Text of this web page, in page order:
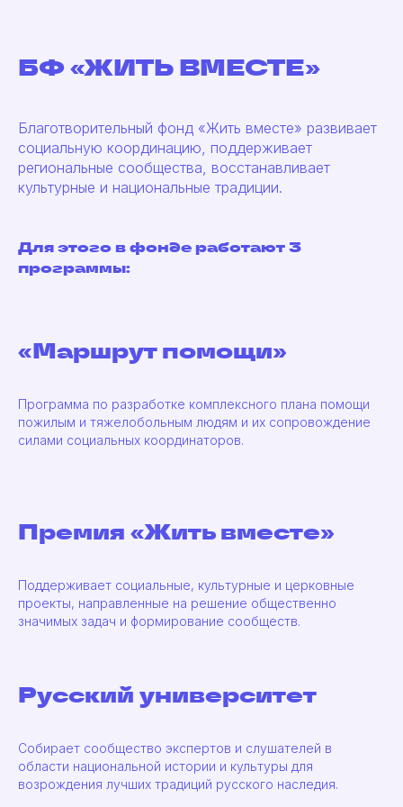
БФ «ЖИТЬ ВМЕСТЕ»
Благотворительный фонд «Жить вместе» развивает
социальную координацию, поддерживает
региональные сообщества, восстанавливает
культурные и национальные традиции.
Для этого в фонде работают 3
программы:
«Маршрут помощи»
Программа по разработке комплексного плана помощи
пожилым и тяжелобольным людям и их сопровождение
силами социальных координаторов.
Премия «Жить вместе»
Поддерживает социальные, культурные и церковные
проекты, направленные на решение общественно
значимых задач и формирование сообществ.
Русский университет
Собирает сообщество экспертов и слушателей в
области национальной истории и культуры для
возрождения лучших традиций русского наследия.